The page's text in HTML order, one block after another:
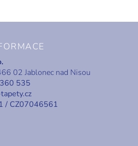
02 Jablonec nad Nisou
535
/ CZ07046561